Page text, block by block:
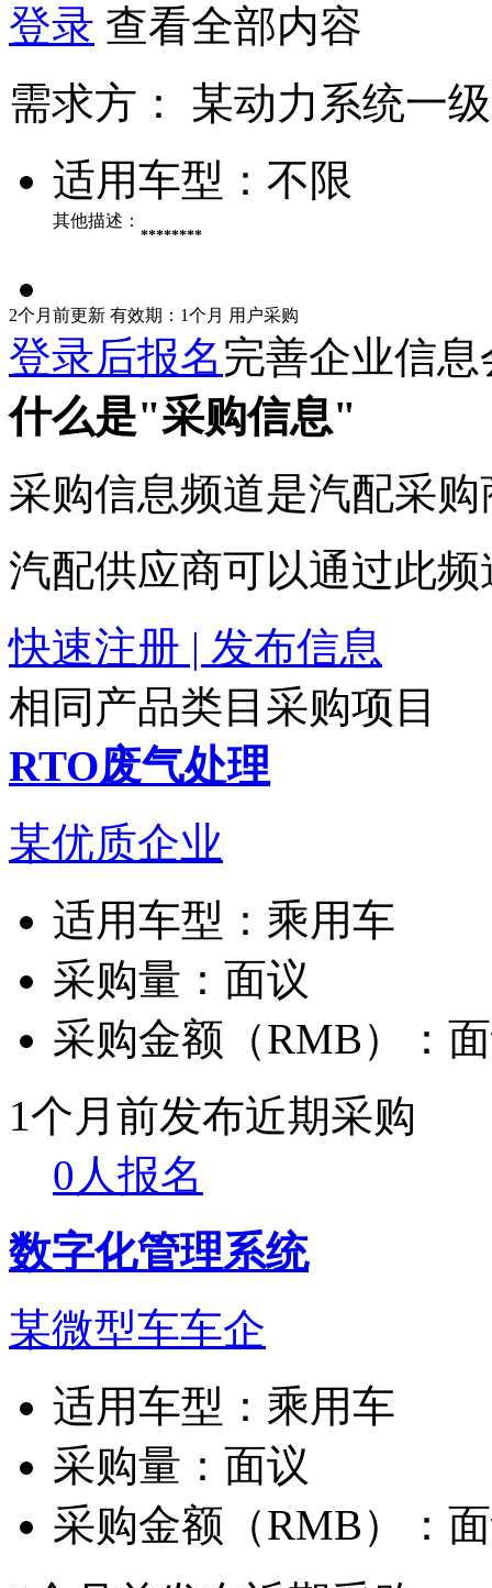
登录 查看全部内容
需求方：
某动力系统一级
适用车型： 不限
其他描述：
********
2个月前更新 有效期：1个月 用户采购
登录后报名完善企业信
什么是"采购信息"
采购信息频道是汽配采
汽配供应商可以通过此
快速注册 | 发布信息
相同产品类目采购项目
RTO废气处理
某优质企业
适用车型： 乘用车
采购量： 面议
采购金额（RMB）：
1个月前发布近期采购
0人报名
数字化管理系统
某微型车车企
适用车型： 乘用车
采购量： 面议
采购金额（RMB）：